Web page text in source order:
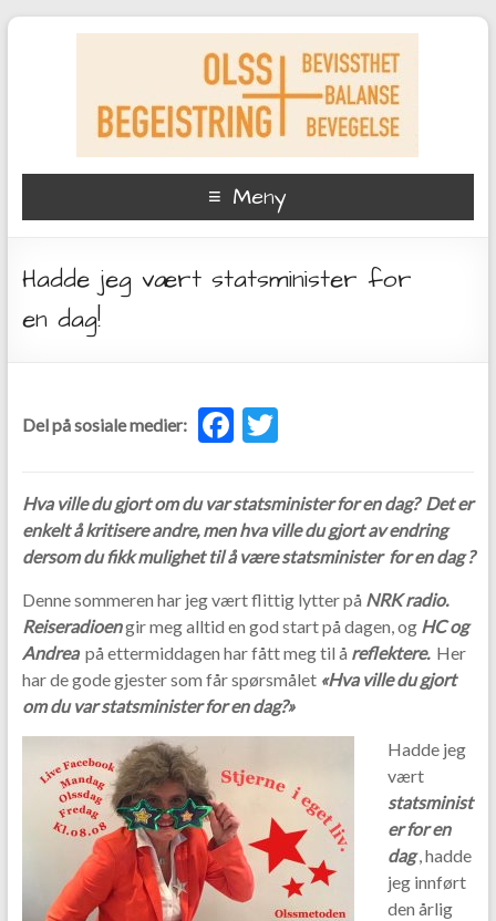
Meny
Hadde jeg vært statsminister for
en dag!
Del på sosiale medier:
F
e
b
o
o
k
T
itt
er
Hva ville du gjort om du var statsminister for en dag? Det er
enkelt å kritisere andre, men hva ville du gjort av endring
dersom du fikk mulighet til å være statsminister for en dag ?
Denne sommeren har jeg vært flittig lytter på NRK radio.
Reiseradioengir meg alltid en god start på dagen, og HC og
Andrea på ettermiddagen har fått meg til å reflektere. Her
har de gode gjester som får spørsmålet «Hva ville du gjort
om du var statsminister for en dag?»
Hadde jeg
vært
statsminist
er for en
dag, hadde
jeg innført
den årlig